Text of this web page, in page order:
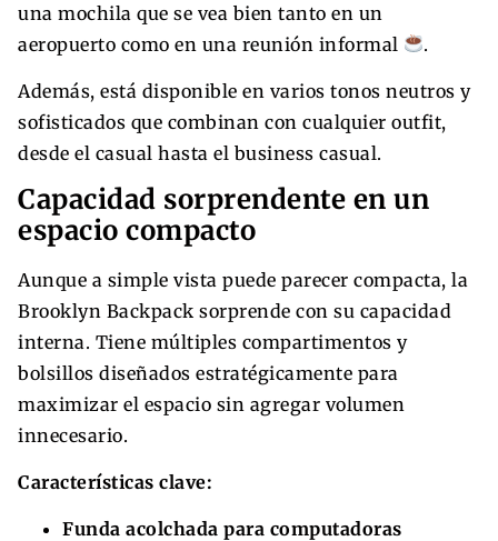
una mochila que se vea bien tanto en un
aeropuerto como en una reunión informal
.
Además, está disponible en varios tonos neutros y
sofisticados que combinan con cualquier outfit,
desde el casual hasta el business casual.
Capacidad sorprendente en un
espacio compacto
Aunque a simple vista puede parecer compacta, la
Brooklyn Backpack sorprende con su capacidad
interna. Tiene múltiples compartimentos y
bolsillos diseñados estratégicamente para
maximizar el espacio sin agregar volumen
innecesario.
Características clave:
Funda acolchada para computadoras